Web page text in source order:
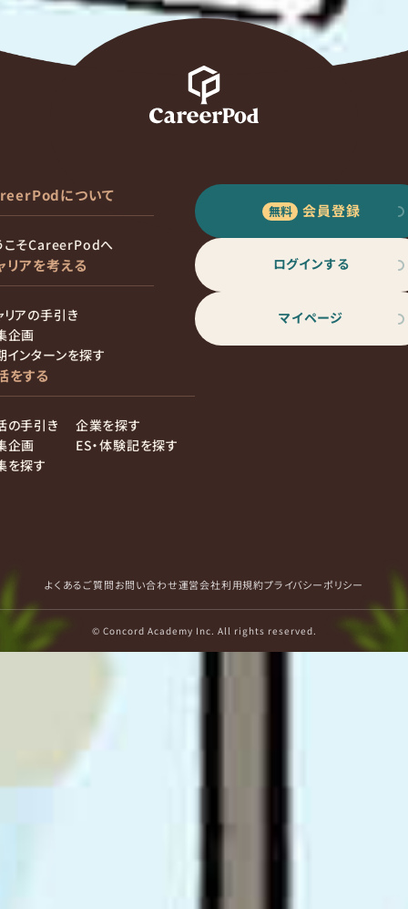
について
こそCareerPodへ
リアを考える
リアの手引き
企画
インターンを探す
をする
の手引き
企画
を探す
企業を探す
ES・体験記を探す
会員登録
ログインする
マイページ
よくあるご質問お問い合わせ運営会社利用規約プライバシーポリシー
© Concord Academy Inc. All rights reserved.